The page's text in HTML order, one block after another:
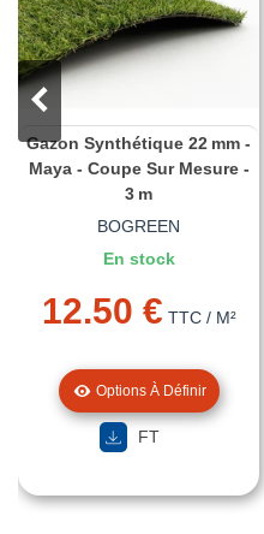
Gazon Synthétique 22 Mm -
Maya - Coupe Sur Mesure -
3 M
BOGREEN
En stock
12.50 € TTC/ M²
Options À Définir
FT